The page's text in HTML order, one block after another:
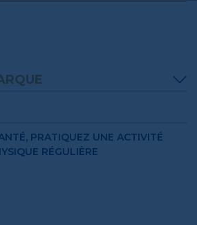
PRATIQUEZ UNE ACTIVITÉ
RÉGULIÈRE